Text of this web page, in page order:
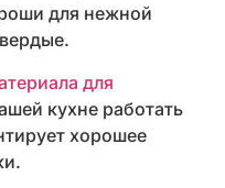
для нежной
для
кухне работать
хорошее